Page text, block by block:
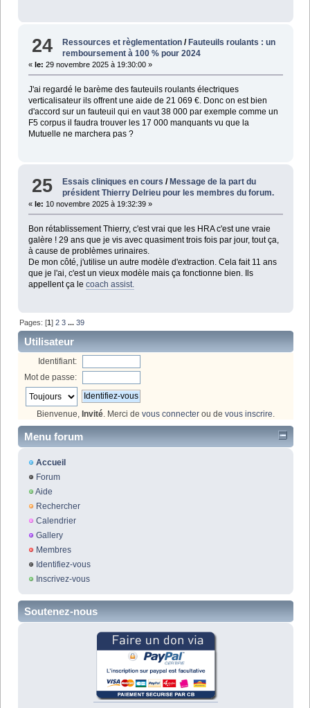
24 Ressources et règlementation /Fauteuils roulants : un
remboursement à 100 % pour 2024
« le: 29 novembre 2025 à 19:30:00 »
J'ai regardé le barème des fauteuils roulants électriques
verticalisateur ils offrent une aide de 21 069 €. Donc on est bien
d'accord sur un fauteuil qui en vaut 38 000 par exemple comme un
F5 corpus il faudra trouver les 17 000 manquants vu que la
Mutuelle ne marchera pas ?
25 Essais cliniques en cours / Message de la part du
président Thierry Delrieu pour les membres du forum.
« le: 10 novembre 2025 à 19:32:39 »
Bon rétablissement Thierry, c'est vrai que les HRA c'est une vraie
galère ! 29 ans que je vis avec quasiment trois fois par jour, tout ça,
à cause de problèmes urinaires.
De mon côté, j'utilise un autre modèle d'extraction. Cela fait 11 ans
que je l'ai, c'est un vieux modèle mais ça fonctionne bien. Ils
appellent ça le coach assist.
Pages: [1]2 3 ...39
Utilisateur
Identifiant:
Mot de passe:
Bienvenue, Invité. Merci de vous connecter ou de vous inscrire.
Menu forum
Accueil
Forum
Aide
Rechercher
Calendrier
Gallery
Membres
Identifiez-vous
Inscrivez-vous
Soutenez-nous